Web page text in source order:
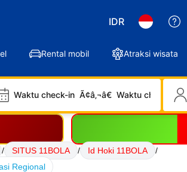
IDR
Rental mobil Atraksi wisata
Waktu check-in Ã¢â‚¬â€ Waktu check-out
/ SITUS 11BOLA / Id Hoki 11BOLA
/
Regional